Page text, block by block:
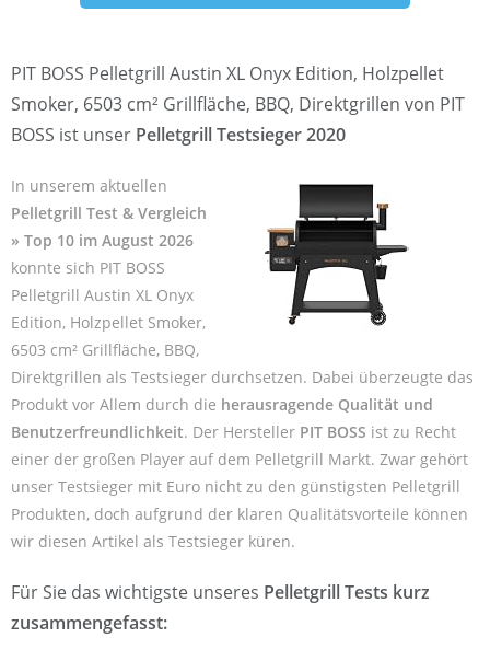
PIT BOSS Pelletgrill Austin XL Onyx Edition, Holzpellet
Smoker, 6503 cm² Grillfläche, BBQ, Direktgrillen von PIT
BOSS ist unser Pelletgrill Testsieger 2020
In unserem aktuellen
Pelletgrill Test & Vergleich
» Top 10 im August 2026
konnte sich PIT BOSS
Pelletgrill Austin XL Onyx
Edition, Holzpellet Smoker,
6503 cm² Grillfläche, BBQ,
Direktgrillen als Testsieger durchsetzen. Dabei überzeugte das
Produkt vor Allem durch die herausragende Qualität und
Benutzerfreundlichkeit. Der Hersteller PIT BOSS ist zu Recht
einer der großen Player auf dem Pelletgrill Markt. Zwar gehört
unser Testsieger mit Euro nicht zu den günstigsten Pelletgrill
Produkten, doch aufgrund der klaren Qualitätsvorteile können
wir diesen Artikel als Testsieger küren.
Für Sie das wichtigste unseres Pelletgrill Tests kurz
zusammengefasst: